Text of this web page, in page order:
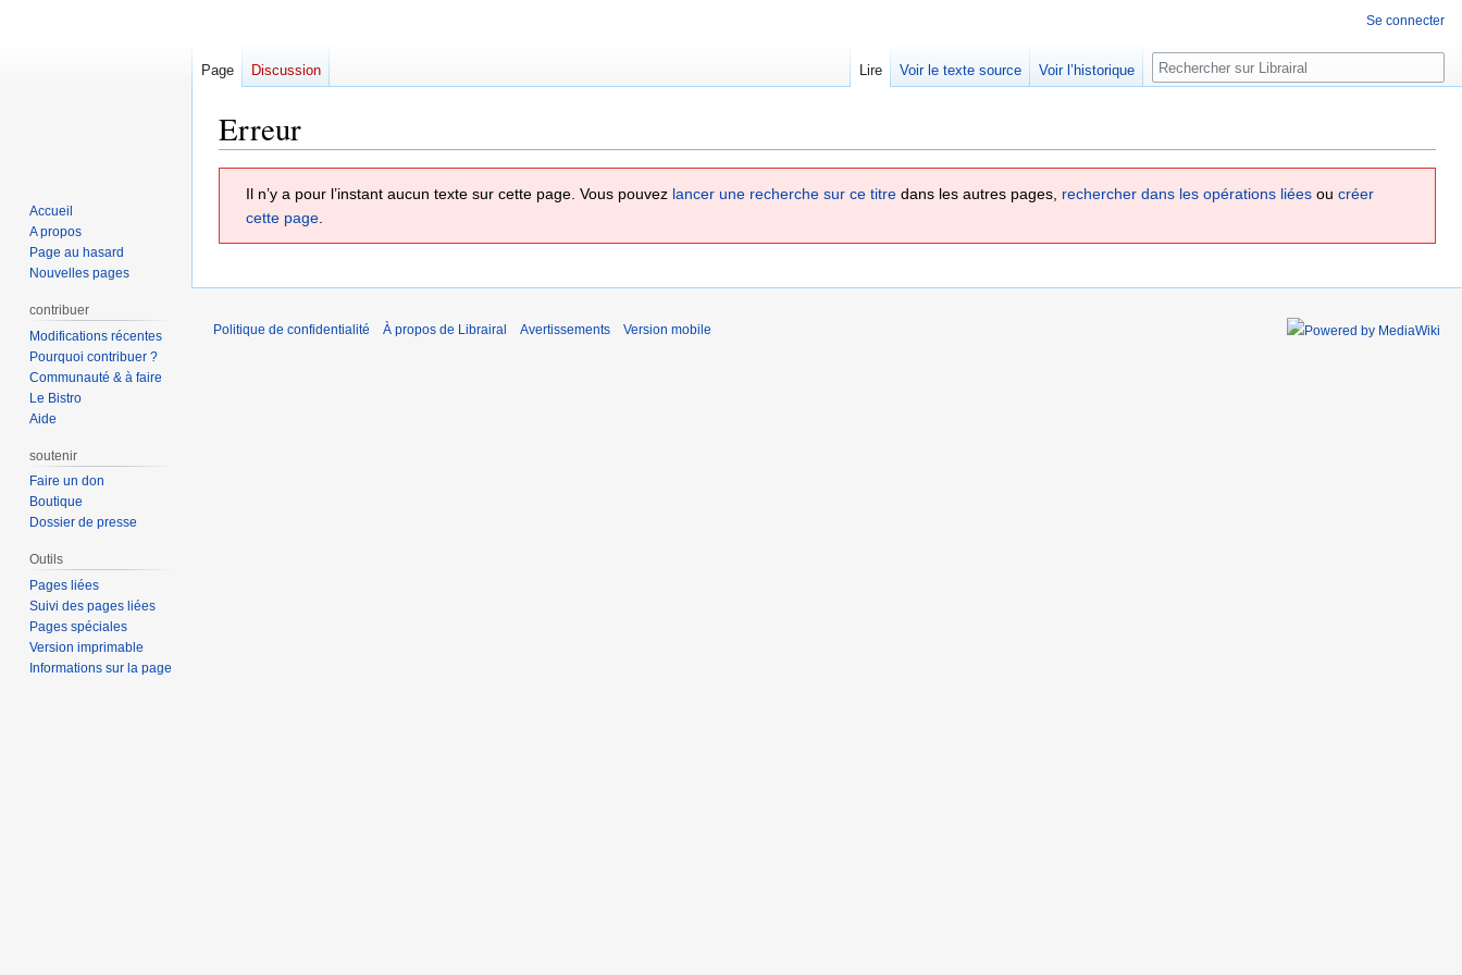
Erreur
Il n’y a pour l’instant aucun texte sur cette page. Vous pouvez lancer une recherche sur ce titre dans les autres pages, rechercher dans les opérations liées ou créer
cette page.
Se connecter
Page Discussion Lire Voir le texte source Voir l’historique Rechercher
Accueil
A propos
Page au hasard
Nouvelles pages
contribuer
Modifications récentes
Pourquoi contribuer ?
Communauté & à faire
Le Bistro
Aide
soutenir
Faire un don
Boutique
Dossier de presse
Outils
Pages liées
Suivi des pages liées
Pages spéciales
Version imprimable
Informations sur la page
Politique de confidentialité À propos de Librairal Avertissements Version mobile